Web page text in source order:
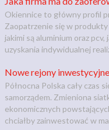
Okiennice to główny profil
Zaopatrzenie się w
jakimi są aluminium oraz
uzyskania indywidualnej
Nowe rejony
Północna Polska cały czas
samorządem. Zmieniona
ekonomicznych
chciałby zainwestować w